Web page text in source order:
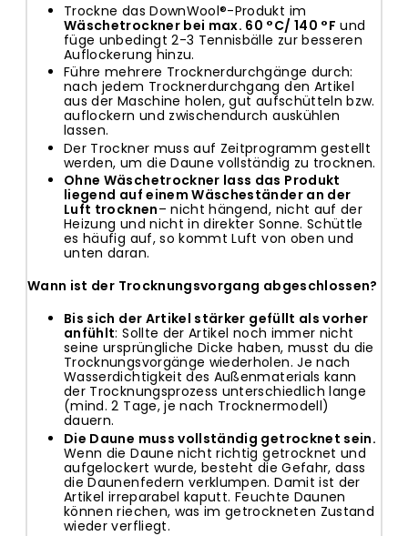
Trockne das DownWool®-Produkt im
Wäschetrockner bei max. 60 °C/ 140 °F und
füge unbedingt 2-3 Tennisbälle zur besseren
Auflockerung hinzu.
Führe mehrere Trocknerdurchgänge durch:
nach jedem Trocknerdurchgang den Artikel
aus der Maschine holen, gut aufschütteln bzw.
auflockern und zwischendurch auskühlen
lassen.
Der Trockner muss auf Zeitprogramm gestellt
werden, um die Daune vollständig zu trocknen.
Ohne Wäschetrockner lass das Produkt
liegend auf einem Wäscheständer an der
Luft trocknen– nicht hängend, nicht auf der
Heizung und nicht in direkter Sonne. Schüttle
es häufig auf, so kommt Luft von oben und
unten daran.
Wann ist der Trocknungsvorgang abgeschlossen?
Bis sich der Artikel stärker gefüllt als vorher
anfühlt: Sollte der Artikel noch immer nicht
seine ursprüngliche Dicke haben, musst du die
Trocknungsvorgänge wiederholen. Je nach
Wasserdichtigkeit des Außenmaterials kann
der Trocknungsprozess unterschiedlich lange
(mind. 2 Tage, je nach Trocknermodell)
dauern.
Die Daune muss vollständig getrocknet sein.
Wenn die Daune nicht richtig getrocknet und
aufgelockert wurde, besteht die Gefahr, dass
die Daunenfedern verklumpen. Damit ist der
Artikel irreparabel kaputt. Feuchte Daunen
können riechen, was im getrockneten Zustand
wieder verfliegt.